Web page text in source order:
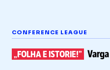
CONFERENCE LEAGUE
„FOLHA E ISTORIE!” Varga